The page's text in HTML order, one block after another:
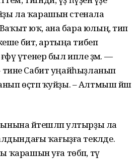
ла ҡарашын стенала
Ваҡыт юҡ, ана бара юлың, тип
кеше бит, артыңа тибеп
үтенер был ипле әҙәм. —
– тине Сабит уңайһыҙланып
өҫтәп ҡуйҙы. – Алтмыш йәш
йәтешләп ултырҙы ла
ҡағыҙға текәлде.
ҡарашын уға төбәп, тәү